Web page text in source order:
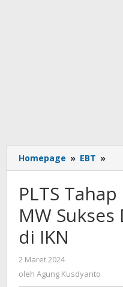
Homepage » EBT »
10
MW
PLTS
MW
di IKN
2 Maret 2024
Agung
Kusdyanto
oleh Agung Kusdyanto